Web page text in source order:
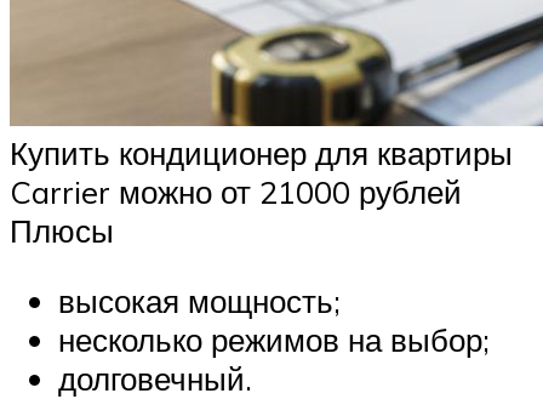
Купить кондиционер для квартиры
Carrier можно от 21000 рублей
Плюсы
высокая мощность;
несколько режимов на выбор;
долговечный.